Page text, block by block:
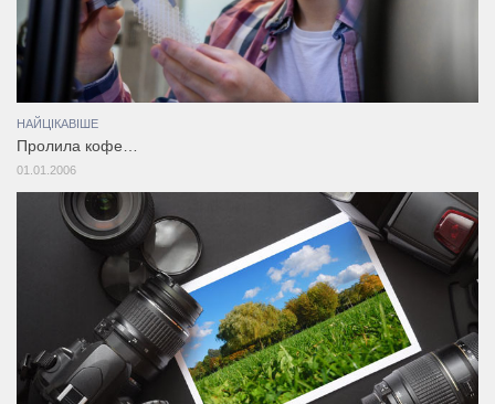
НАЙЦІКАВІШЕ
Пролила кофе…
01.01.2006